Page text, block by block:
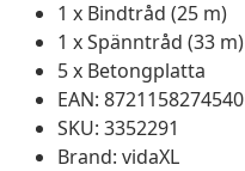
1 x Bindtråd (25 m)
1 x Spänntråd (33 m)
5 x Betongplatta
EAN: 8721158274540
SKU: 3352291
Brand: vidaXL